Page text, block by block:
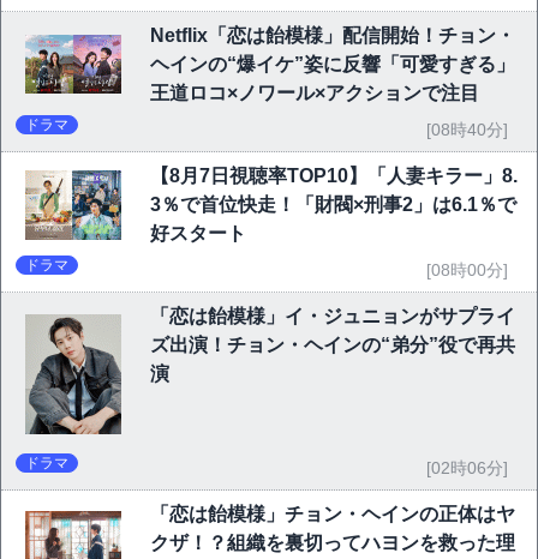
Netflix「恋は飴模様」配信開始！チョン・
ヘインの“爆イケ”姿に反響「可愛すぎる」
王道ロコ×ノワール×アクションで注目
ドラマ [08時40分]
【8月7日視聴率TOP10】「人妻キラー」8.
3％で首位快走！「財閥×刑事2」は6.1％で
好スタート
ドラマ [08時00分]
「恋は飴模様」イ・ジュニョンがサプライ
ズ出演！チョン・ヘインの“弟分”役で再共
演
ドラマ [02時06分]
「恋は飴模様」チョン・ヘインの正体はヤ
クザ！？組織を裏切ってハヨンを救った理